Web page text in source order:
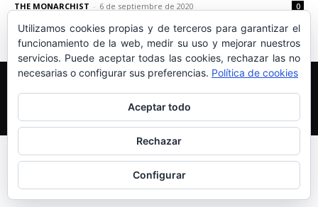
THE MONARCHIST - 6 de septiembre de 2020 0
Edición y Redacción Aviso legal
Política de cookies
Más información sobre las cookies
© Newspaper WordPress Theme by TagDiv
Utilizamos cookies propias y de terceros para garantizar el
funcionamiento de la web, medir su uso y mejorar nuestros
servicios. Puede aceptar todas las cookies, rechazar las no
necesarias o configurar sus preferencias. Política de cookies
Aceptar todo
Rechazar
Configurar